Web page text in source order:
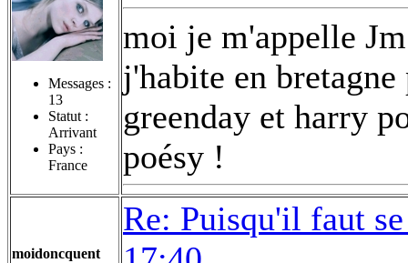
Messages :
13
Statut :
Arrivant
Pays :
France
moi je m'appelle
j'habite en bretagne
greenday et harry
poésy !
moidoncquent
Re: Puisqu'il faut